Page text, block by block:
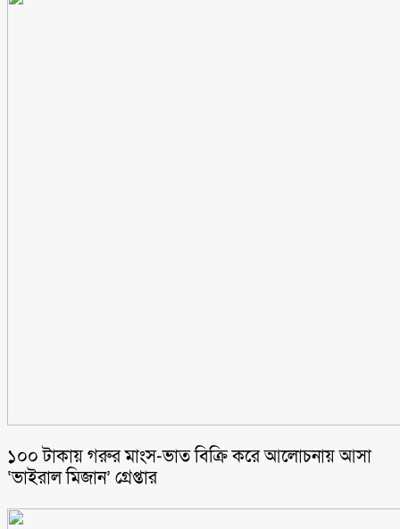
১০০ টাকায় গরুর মাংস-ভাত বিক্রি করে আলোচনায় আসা
‘ভাইরাল মিজান’ গ্রেপ্তার